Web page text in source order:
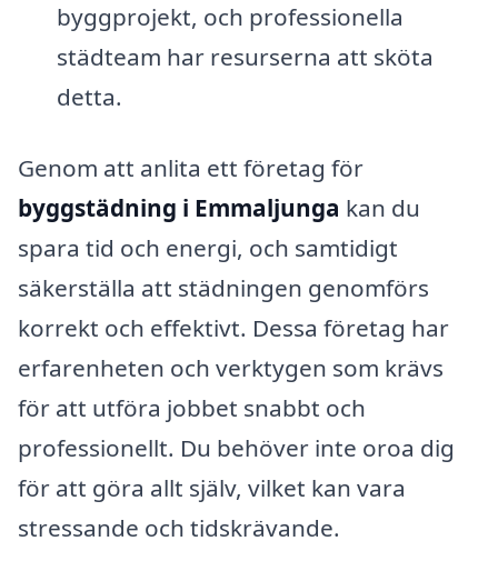
byggprojekt, och professionella
städteam har resurserna att sköta
detta.
Genom att anlita ett företag för
byggstädning i Emmaljunga kan du
spara tid och energi, och samtidigt
säkerställa att städningen genomförs
korrekt och effektivt. Dessa företag har
erfarenheten och verktygen som krävs
för att utföra jobbet snabbt och
professionellt. Du behöver inte oroa dig
för att göra allt själv, vilket kan vara
stressande och tidskrävande.